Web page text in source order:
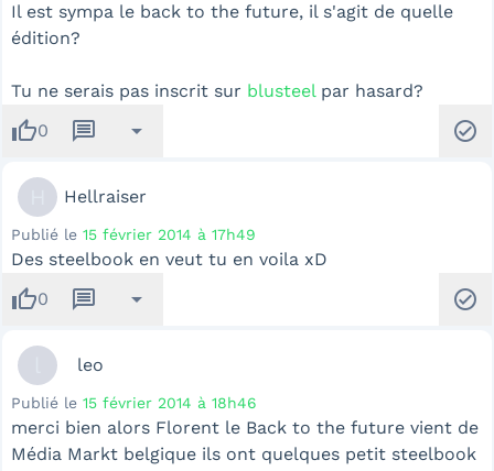
Il est sympa le back to the future, il s'agit de quelle
édition?
Tu ne serais pas inscrit sur blusteelpar hasard?
thumb_up0 message arrow_drop_down check_circle
Hellraiser
Publié le 15 février 2014 à 17h49
Des steelbook en veut tu en voila xD
thumb_up0 message arrow_drop_down check_circle
leo
Publié le 15 février 2014 à 18h46
merci bien alors Florent le Back to the future vient de
Média Markt belgique ils ont quelques petit steelbook